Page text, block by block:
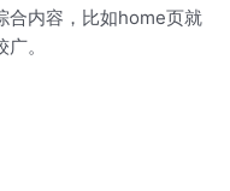
合内容，比如home页就
。